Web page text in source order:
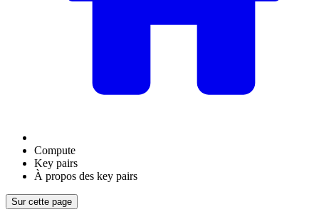
Compute
Key pairs
À propos des key pairs
Sur cette page